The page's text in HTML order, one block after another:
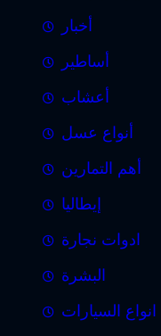
أخبار
أساطير
أعشاب
أنواع عسل
أهم التمارين
إيطاليا
ادوات نجارة
البشرة
انواع السيارات